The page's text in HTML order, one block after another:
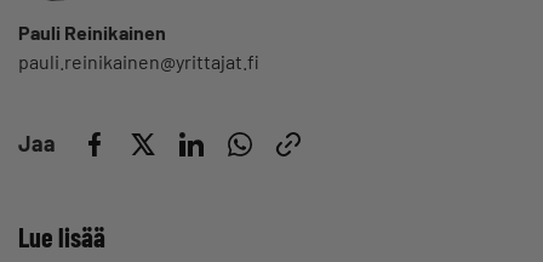
Pauli Reinikainen
pauli.reinikainen@yrittajat.fi
Jaa
Lue lisää